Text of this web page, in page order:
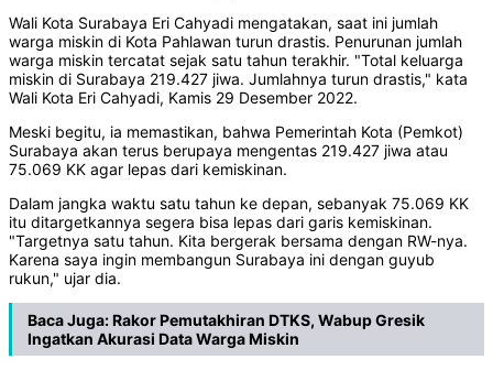
Wali Kota Surabaya Eri Cahyadi mengatakan, saat ini jumlah
warga miskin di Kota Pahlawan turun drastis. Penurunan jumlah
warga miskin tercatat sejak satu tahun terakhir. "Total keluarga
miskin di Surabaya 219.427 jiwa. Jumlahnya turun drastis," kata
Wali Kota Eri Cahyadi, Kamis 29 Desember 2022.
Meski begitu, ia memastikan, bahwa Pemerintah Kota (Pemkot)
Surabaya akan terus berupaya mengentas 219.427 jiwa atau
75.069 KK agar lepas dari kemiskinan.
Dalam jangka waktu satu tahun ke depan, sebanyak 75.069 KK
itu ditargetkannya segera bisa lepas dari garis kemiskinan.
"Targetnya satu tahun. Kita bergerak bersama dengan RW-nya.
Karena saya ingin membangun Surabaya ini dengan guyub
rukun," ujar dia.
Baca Juga:Rakor Pemutakhiran DTKS, Wabup Gresik
Ingatkan Akurasi Data Warga Miskin